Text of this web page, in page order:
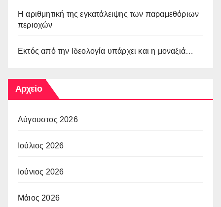
Η αριθμητική της εγκατάλειψης των παραμεθόριων
περιοχών
Εκτός από την Ιδεολογία υπάρχει και η μοναξιά…
Αρχείο
Αύγουστος 2026
Ιούλιος 2026
Ιούνιος 2026
Μάιος 2026